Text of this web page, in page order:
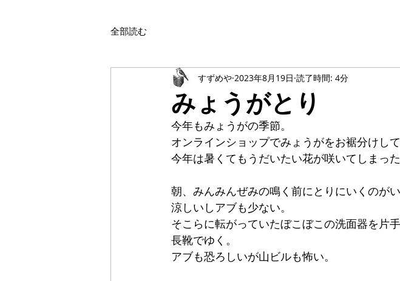
全部読む
みょうがとり
すずめや 2023年8月19日 読了時間: 4分
今年もみょうがの季節。
オンラインショップでみょうがをお裾分けして
今年は暑くてもうだいたい花が咲いてしまった
朝、みんみんぜみの鳴く前にとりにいくのがい
涼しいしアブも少ない。
そこらに転がっていたぼこぼこの洗面器を片
長靴でゆく。
アブも恐ろしいが山ビルも怖い。